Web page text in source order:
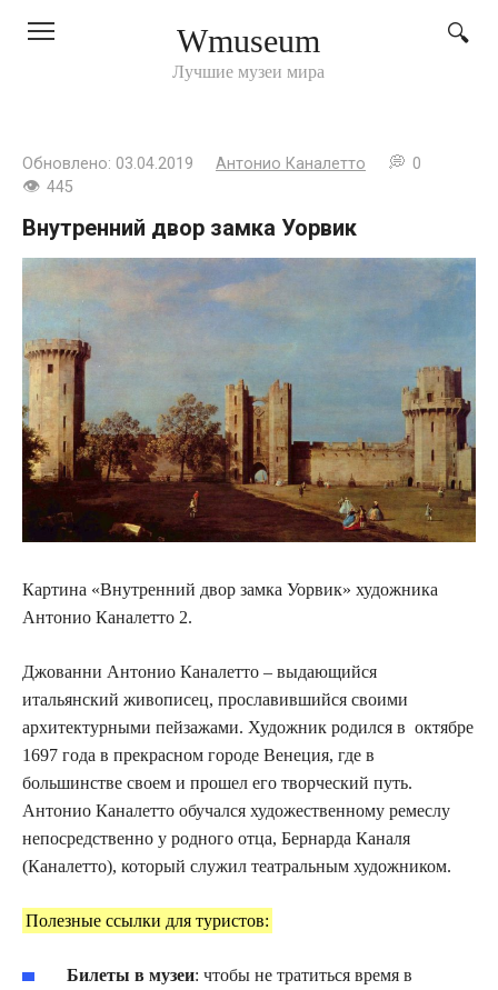
Wmuseum
Лучшие музеи мира
Обновлено: 03.04.2019 Антонио Каналетто
0
445
Внутренний двор замка Уорвик
Картина «Внутренний двор замка Уорвик» художника
Антонио Каналетто 2.
Джованни Антонио Каналетто – выдающийся
итальянский живописец, прославившийся своими
архитектурными пейзажами. Художник родился в октябре
1697 года в прекрасном городе Венеция, где в
большинстве своем и прошел его творческий путь.
Антонио Каналетто обучался художественному ремеслу
непосредственно у родного отца, Бернарда Каналя
(Каналетто), который служил театральным художником.
Полезные ссылки для туристов:
Билеты в музеи: чтобы не тратиться время в